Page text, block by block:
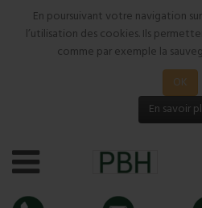
En poursuivant votre navigation
l’utilisation des cookies. Ils
comme par exemple la
OK
En savoir